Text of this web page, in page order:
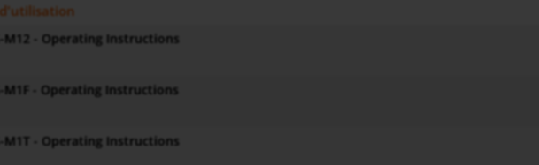
M12 - Operating Instructions
M1F - Operating Instructions
M1T - Operating Instructions